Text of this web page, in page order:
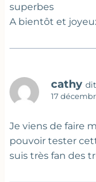
superbes
A bientôt et
cathy
17
Je viens de faire
pouvoir tester
suis très fan des